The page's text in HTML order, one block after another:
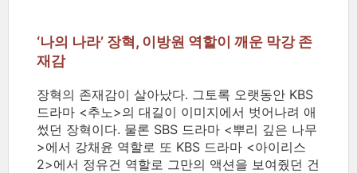
‘나의 나라’ 장혁, 이방원 역할이 깨운 막강 존
재감
장혁의 존재감이 살아났다. 그토록 오랫동안 KBS
드라마 <추노>의 대길이 이미지에서 벗어나려 애
썼던 장혁이다. 물론 SBS 드라마 <뿌리 깊은 나무
>에서 강채윤 역할로 또 KBS 드라마 <아이리스
2>에서 정유건 역할로 그만의 액션을 보여줬던 건